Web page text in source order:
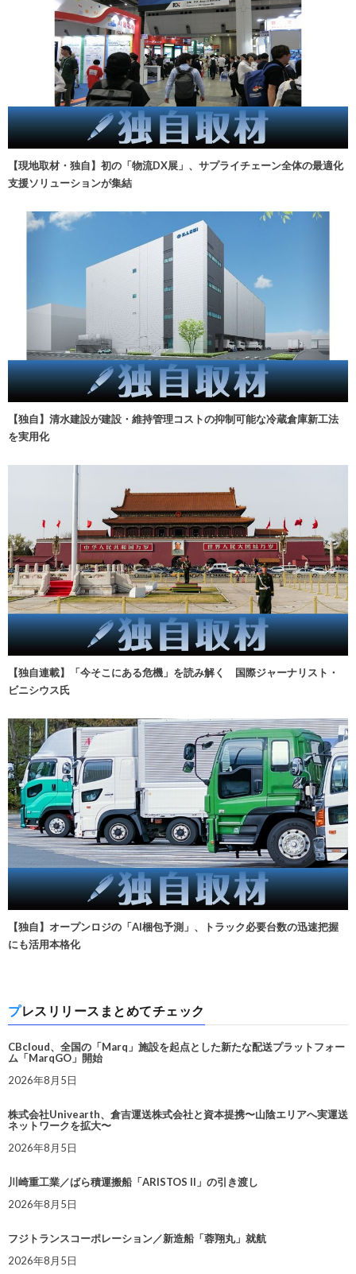
【現地取材・独自】初の「物流DX展」、サプライチェーン全体の最適化
支援ソリューションが集結
【独自】清水建設が建設・維持管理コストの抑制可能な冷蔵倉庫新工法
を実用化
【独自連載】「今そこにある危機」を読み解く 国際ジャーナリスト・
ビニシウス氏
【独自】オープンロジの「AI梱包予測」、トラック必要台数の迅速把握
にも活用本格化
プレスリリースまとめてチェック
CBcloud、全国の「Marq」施設を起点とした新たな配送プラットフォー
ム「MarqGO」開始
2026年8月5日
株式会社Univearth、倉吉運送株式会社と資本提携〜山陰エリアへ実運送
ネットワークを拡大〜
2026年8月5日
川崎重工業／ばら積運搬船「ARISTOS II」の引き渡し
2026年8月5日
フジトランスコーポレーション／新造船「蓉翔丸」就航
2026年8月5日